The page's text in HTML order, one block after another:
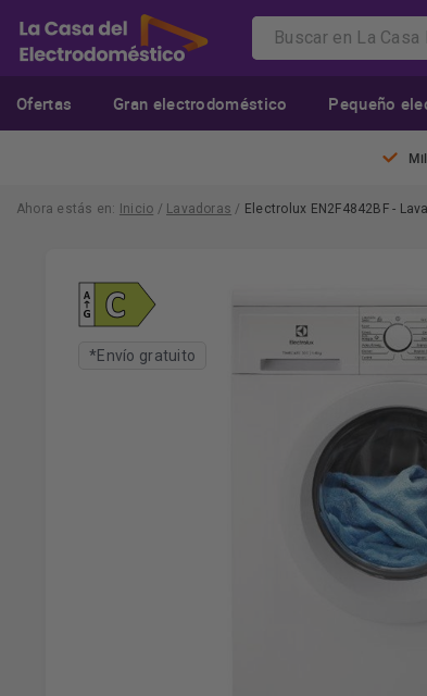
Ofertas Gran electrodoméstico Pequeño
Ahora estás en: Inicio / Lavadoras / Electrolux EN2F4842BF -
*Envío gratuito